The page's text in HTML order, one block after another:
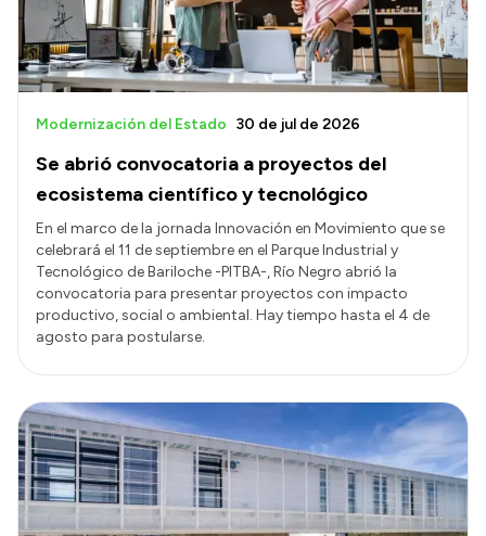
Se abrió convocatoria a proyectos del
ecosistema científico y tecnológico
Modernización del Estado 30 de jul de 2026
En el marco de la jornada Innovación en Movimiento que se
celebrará el 11 de septiembre en el Parque Industrial y
Tecnológico de Bariloche -PITBA-, Río Negro abrió la
convocatoria para presentar proyectos con impacto
productivo, social o ambiental. Hay tiempo hasta el 4 de
agosto para postularse.